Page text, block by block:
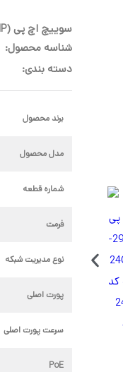
سوییچ اچ پی (HP) مدل 2920-24G-PoE+ کد J9727A دارای 24 پورت
شناسه محصول:
دسته بندی:
برند محصول
مدل محصول
شماره قطعه
فرمت
نوع مدیریت شبکه
پورت اصلی
سرعت پورت اصلی
PoE